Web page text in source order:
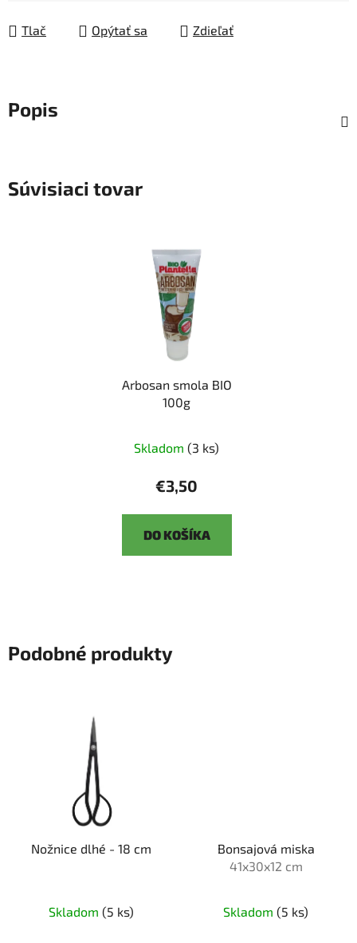
Tlač Opýtať sa Zdieľať
Popis
Súvisiaci tovar
Arbosan smola BIO
100g
Skladom (3 ks)
€3,50
DO KOŠÍKA
Podobné produkty
Nožnice dlhé - 18 cm
Skladom (5 ks)
Bonsajová miska
41x30x12 cm
Skladom (5 ks)